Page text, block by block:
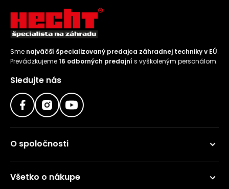
Sme najväčší špecializovaný predajca záhradnej techniky v EÚ.
Prevádzkujeme16 odborných predajní s vyškoleným personálom.
Sledujte nás
O spoločnosti
Všetko o nákupe